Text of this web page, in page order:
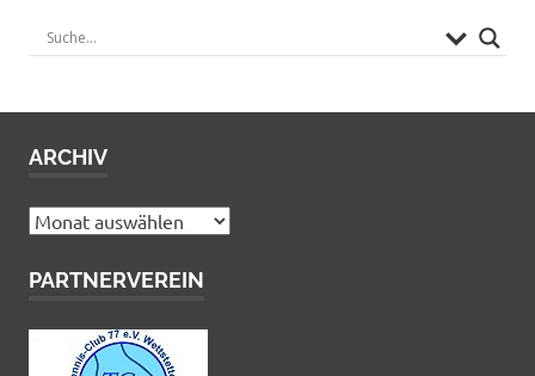
ARCHIV
Archiv
PARTNERVEREIN